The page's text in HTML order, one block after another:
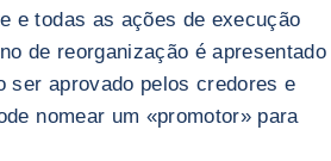
e todas as ações de execução
de reorganização é apresentado
ser aprovado pelos credores e
nomear um «promotor» para